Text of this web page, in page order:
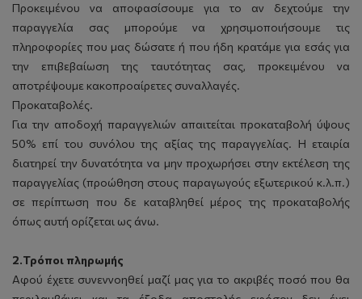
Προκειμένου να αποφασίσουμε για το αν δεχτούμε την
παραγγελία σας μπορούμε να χρησιμοποιήσουμε τις
πληροφορίες που μας δώσατε ή που ήδη κρατάμε για εσάς για
την επιβεβαίωση της ταυτότητας σας, προκειμένου να
αποτρέψουμε κακοπροαίρετες συναλλαγές.
Προκαταβολές.
Για την αποδοχή παραγγελιών απαιτείται προκαταβολή ύψους
50% επί του συνόλου της αξίας της παραγγελίας. Η εταιρία
διατηρεί την δυνατότητα να μην προχωρήσει στην εκτέλεση της
παραγγελίας (προώθηση στους παραγωγούς εξωτερικού κ.λ.π.)
σε περίπτωση που δε καταβληθεί μέρος της προκαταβολής
όπως αυτή ορίζεται ως άνω.
2.Τρόποι πληρωμής
Αφού έχετε συνεννοηθεί μαζί μας για το ακριβές ποσό που θα